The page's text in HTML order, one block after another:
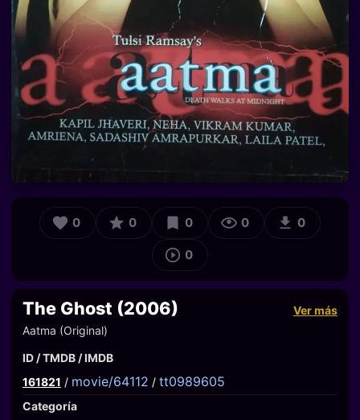
0 0 0 0 0
0
The Ghost (2006)
Ver más
Aatma (Original)
ID / TMDB / IMDB
161821 / movie/64112 / tt0989605
Categoría